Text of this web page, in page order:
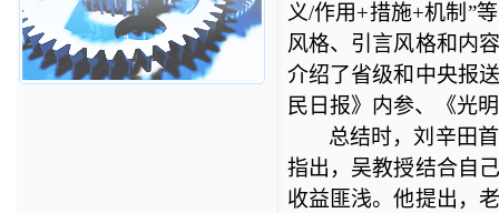
义/作用+措施+机制”等
风格、引言风格和内
介绍了省级和中央报
民日报》内参、《光
总结时，刘辛田
指出，吴教授结合自
收益匪浅。他提出，